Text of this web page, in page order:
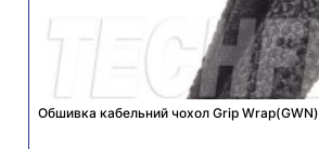
Обшивка кабельний чохол Grip Wrap(GWN)